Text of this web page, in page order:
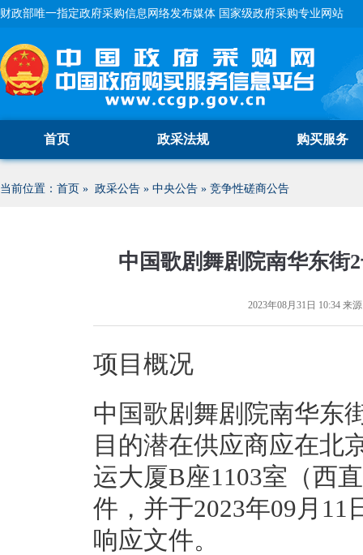
财政部唯一指定政府采购信息网络发布媒体 国家级政府采购专业网站
首页 政采法规 购买服务
当前位置： 首页 » 政采公告 » 中央公告 » 竞争性磋商公告
中国歌剧舞剧院南华东街
2023年08月31日 10:34 来
项目概况
中国歌剧舞剧院南华东
目的潜在供应商应在北
运大厦B座1103室（西
件，并于2023年09月11
响应文件。